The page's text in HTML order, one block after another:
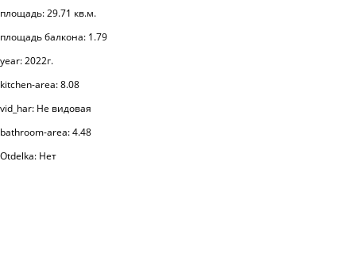
площадь: 29.71 кв.м.
площадь балкона: 1.79
year: 2022г.
kitchen-area: 8.08
vid_har: Не видовая
bathroom-area: 4.48
Otdelka: Нет